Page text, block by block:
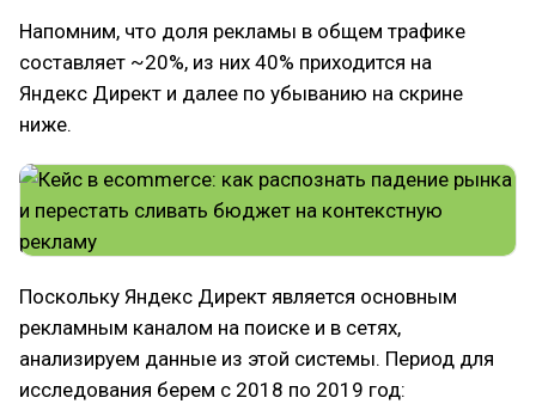
Напомним, что доля рекламы в общем трафике
составляет ~20%, из них 40% приходится на
Яндекс Директ и далее по убыванию на скрине
ниже.
Поскольку Яндекс Директ является основным
рекламным каналом на поиске и в сетях,
анализируем данные из этой системы. Период для
исследования берем с 2018 по 2019 год: